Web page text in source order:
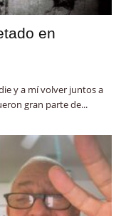
en
y a mí volver juntos a
gran parte de...